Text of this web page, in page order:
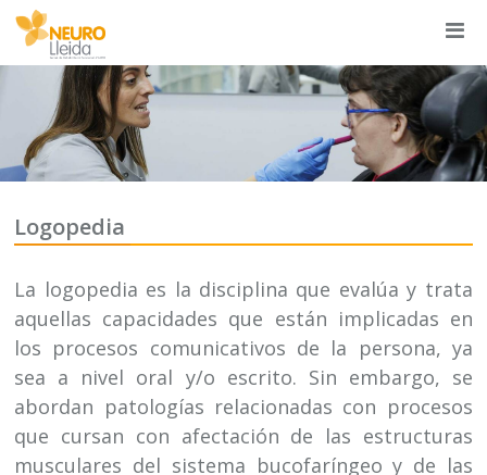
Logopedia
La logopedia es la disciplina que evalúa y trata
aquellas capacidades que están implicadas en
los procesos comunicativos de la persona, ya
sea a nivel oral y/o escrito. Sin embargo, se
abordan patologías relacionadas con procesos
que cursan con afectación de las estructuras
musculares del sistema bucofaríngeo y de las